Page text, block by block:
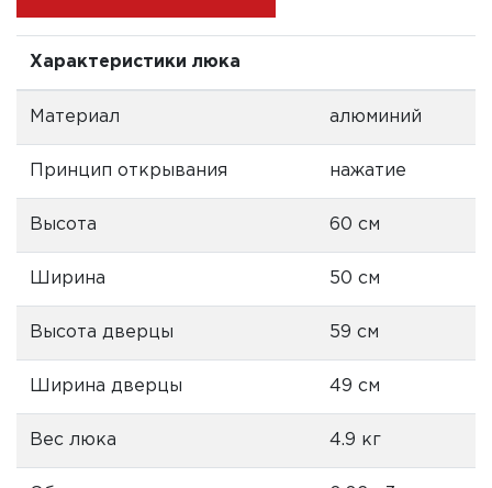
Характеристики люка
Материал алюминий
Принцип открывания нажатие
Высота 60 см
Ширина 50 см
Высота дверцы 59 см
Ширина дверцы 49 см
Вес люка 4.9 кг